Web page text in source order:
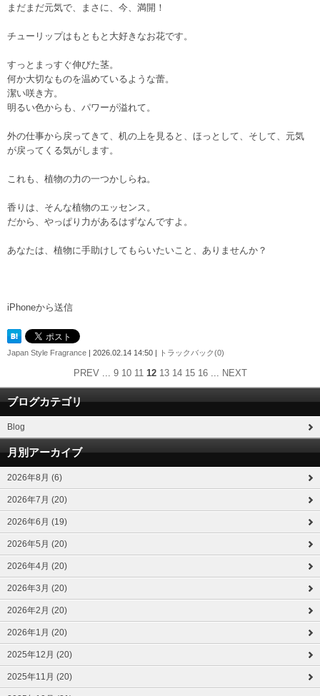
まだまだ元気で、まさに、今、満開！
チューリップはもともと大好きなお花です。
すっとまっすぐ伸びた茎。
何か大切なものを温めているような蕾。
潔い咲き方。
明るい色からも、パワーが溢れて。
外の仕事から戻ってきて、机の上を見ると、ほっとして、そして、元気
が戻ってくる気がします。
これも、植物の力の一つかしらね。
香りは、そんな植物のエッセンス。
だから、やっぱり力があるはずなんですよ。
あなたは、植物に手助けしてもらいたいこと、ありませんか？
iPhoneから送信
Japan Style Fragrance | 2026.02.14 14:50 | トラックバック(0)
PREV... 9 10 11 12 13 14 15 16... NEXT
ブログカテゴリ
Blog
月別アーカイブ
2026年8月 (6)
2026年7月 (20)
2026年6月 (19)
2026年5月 (20)
2026年4月 (20)
2026年3月 (20)
2026年2月 (20)
2026年1月 (20)
2025年12月 (20)
2025年11月 (20)